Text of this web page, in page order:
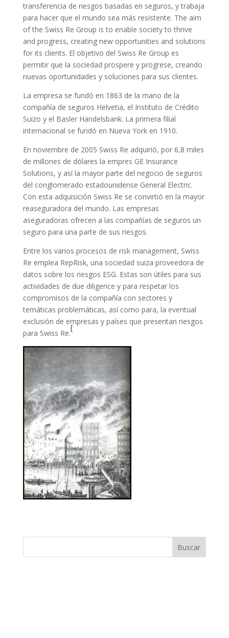
transferencia de riesgos basadas en seguros, y trabaja
para hacer que el mundo sea más resistente. The aim
of the Swiss Re Group is to enable society to thrive
and progress, creating new opportunities and solutions
for its clients. El objetivo del Swiss Re Group es
permitir que la sociedad prospere y progrese, creando
nuevas oportunidades y soluciones para sus clientes.
La empresa se fundó en 1863 de la mano de la
compañía de seguros Helvetia, el Instituto de Crédito
Suizo y el Basler Handelsbank. La primera filial
internacional se fundó en Nueva York en 1910.
En noviembre de 2005 Swiss Re adquirió, por 6,8 miles
de millones de dólares la empres GE Insurance
Solutions, y así la mayor parte del negocio de seguros
del conglomerado estadounidense General Electric.
Con esta adquisición Swiss Re se convirtió en la mayor
reaseguradora del mundo. Las empresas
aseguradoras ofrecen a las compañías de seguros un
seguro para una parte de sus riesgos.
Entre los varios procesos de risk management, Swiss
Re emplea RepRisk, una sociedad suiza proveedora de
datos sobre los riesgos ESG. Estas son útiles para sus
actividades de due diligence y para respetar los
compromisos de la compañía con sectores y
temáticas problemáticas, así como para, la eventual
exclusión de empresas y países que presentan riesgos
para Swiss Re.
[